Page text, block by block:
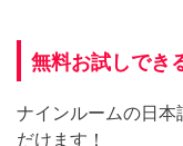
無料お試しでき
ナインルームの日
だけます！